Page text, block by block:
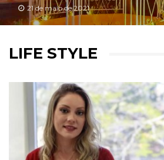
21 de maio de 2021
LIFE STYLE